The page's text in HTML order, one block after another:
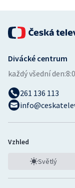
Divácké centrum
každý všední den:
261 136 113
Vzhled
Světlý